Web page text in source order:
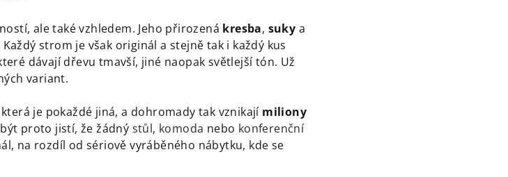
ale také vzhledem. Jeho přirozená kresba, suky a
strom je však originál a stejně tak i každý kus
dávají dřevu tmavší, jiné naopak světlejší tón. Už
variant.
která je pokaždé jiná, a dohromady tak vznikají miliony
proto jistí, že žádný stůl, komoda nebo konferenční
na rozdíl od sériově vyráběného nábytku, kde se